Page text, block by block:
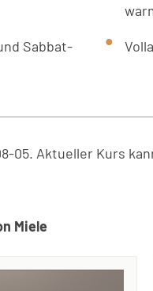
Sabbat-
05. Aktueller Kurs
Miele